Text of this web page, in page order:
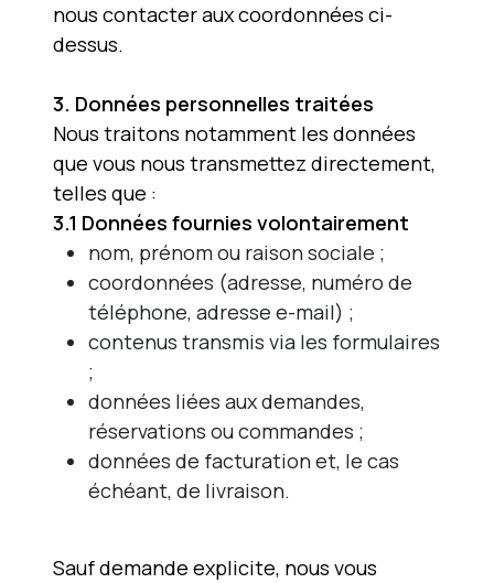
nous contacter aux coordonnées ci-
dessus.
3. Données personnelles traitées
Nous traitons notamment les données
que vous nous transmettez directement,
telles que :
3.1 Données fournies volontairement
nom, prénom ou raison sociale ;
coordonnées (adresse, numéro de
téléphone, adresse e-mail) ;
contenus transmis via les formulaires
;
données liées aux demandes,
réservations ou commandes ;
données de facturation et, le cas
échéant, de livraison.
Sauf demande explicite, nous vous